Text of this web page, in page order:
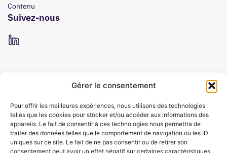
Gérer le consentement
Pour offrir les meilleures expériences, nous utilisons des technologies
telles que les cookies pour stocker et/ou accéder aux informations des
appareils. Le fait de consentir à ces technologies nous permettra de
traiter des données telles que le comportement de navigation ou les ID
uniques sur ce site. Le fait de ne pas consentir ou de retirer son
consentement peut avoir un effet négatif sur certaines caractéristiques
Contenu
Suivez-nous